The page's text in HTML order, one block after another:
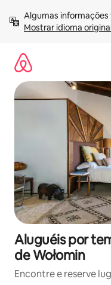
para
Mostrar idioma
Aluguéis por
de Wołomin
Encontre e reserve